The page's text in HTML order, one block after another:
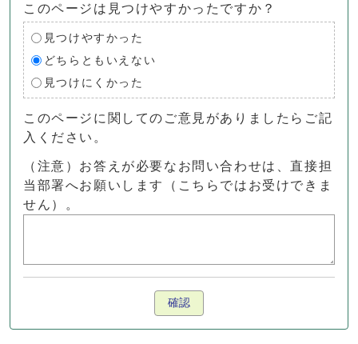
このページは見つけやすかったですか？
見つけやすかった
どちらともいえない
見つけにくかった
このページに関してのご意見がありましたらご記
入ください。
（注意）お答えが必要なお問い合わせは、直接担
当部署へお願いします（こちらではお受けできま
せん）。
確認